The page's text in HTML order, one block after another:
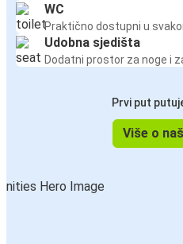
WC
Praktično dostupni u
Udobna sjedišta
Dodatni prostor za noge i
Prvi put
Više o